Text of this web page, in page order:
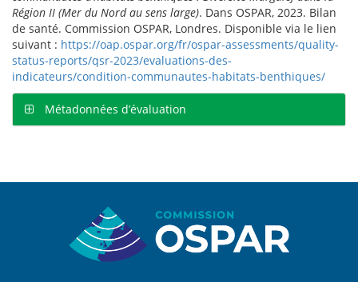
Région II (Mer du Nord au sens large). Dans OSPAR, 2023. Bilan
de santé. Commission OSPAR, Londres. Disponible via le lien
suivant : https://oap.ospar.org/fr/ospar-assessments/quality-
status-reports/qsr-2023/evaluations-des-
indicateurs/condition-communautes-habitats-benthiques/
Métadonnées d’évaluation